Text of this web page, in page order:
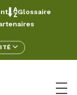
Glossaire